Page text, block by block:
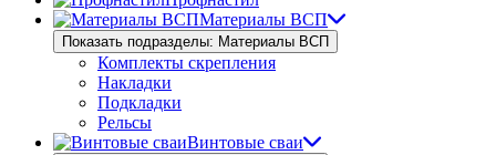
Материалы ВСП
Показать подразделы: Материалы ВСП
Комплекты скрепления
Накладки
Подкладки
Рельсы
Винтовые сваи